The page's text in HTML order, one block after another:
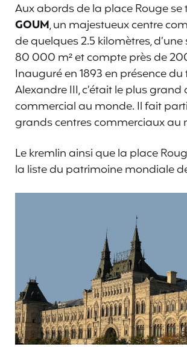
Aux abords de la place Rouge se
GOUM, un majestueux centre
de quelques 2.5 kilomètres,
80 000 m² et compte près de
Inauguré en 1893 en présence du
Alexandre III, c’était le plus grand
commercial au monde. Il fait
grands centres commerciaux au
Le kremlin ainsi que la place
la liste du patrimoine mondiale de